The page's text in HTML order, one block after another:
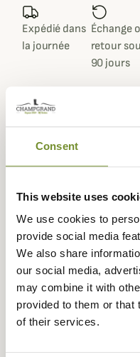
Consent
This website uses
We use cookies to
provide social media
We also share
our social media,
may combine it with
provided to them or that
of their services.
Expédié dans
la journée
Échange
retour
90 jours
Description
Deveron pour femme
protégera du froid et du
quotidiennes.
Cette veste matelassée
un joli matelassage à
niveau de la taille pour
élancée. Son est en
Barbour, de couleur